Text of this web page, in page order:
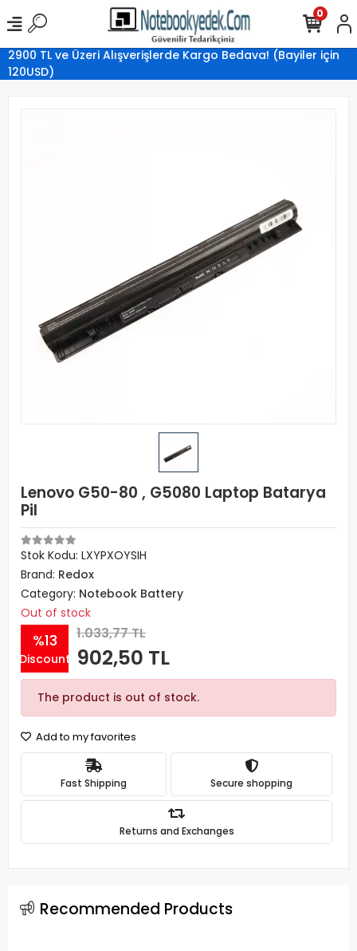
2900 TL ve Üzeri Alışverişlerde Kargo Bedava! (Bayiler için
120USD)
0
Lenovo G50-80 , G5080 Laptop Batarya
Pil
Stok Kodu: LXYPXOYSIH
Brand: Redox
Category: Notebook Battery
Out of stock
%13
Discount
1.033,77 TL
902,50 TL
The product is out of stock.
Add to my favorites
Fast Shipping Secure shopping
Returns and Exchanges
Recommended Products